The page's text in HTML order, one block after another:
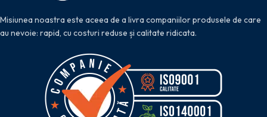
Misiunea noastra este aceea de a livra companiilor produsele de care
au nevoie: rapid, cu costuri reduse și calitate ridicata.